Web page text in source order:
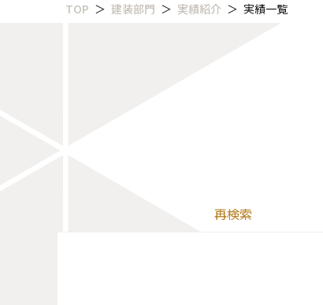
TOP 建装部門 実績紹介 実績一覧
再検索